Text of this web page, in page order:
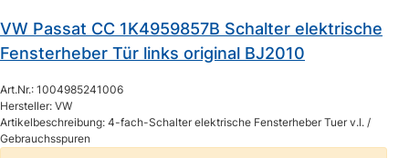
VW Passat CC 1K4959857B Schalter elektrische
Fensterheber Tür links original BJ2010
Art.Nr.: 1004985241006
Hersteller: VW
Artikelbeschreibung: 4-fach-Schalter elektrische Fensterheber Tuer v.l. /
Gebrauchsspuren